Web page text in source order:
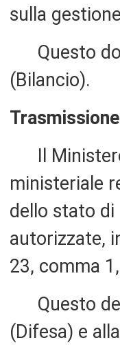
sulla
Questo
(Bilancio).
Il Ministero
ministeriale
dello stato di
autorizzate,
23, comma
Questo
(Difesa) e